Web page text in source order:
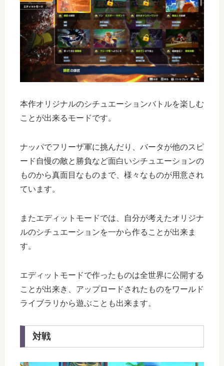
本作オリジナルのシチュエーションバトルを楽しむ
ことが出来るモードです。
ナッパでフリーザ軍に挑んだり、バータが他のスピ
ード自慢の敵と勝負など面白いシチュエーションの
ものから真面目なものまで、様々なものが用意され
ています。
またエディットモードでは、自分が考えたオリジナ
ルのシチュエーションを一から作ることが出来ま
す。
エディットモードで作ったものは全世界に公開する
ことが出来き、アップロードされたものをワールド
ライブラリから遊ぶことも出来ます。
対戦